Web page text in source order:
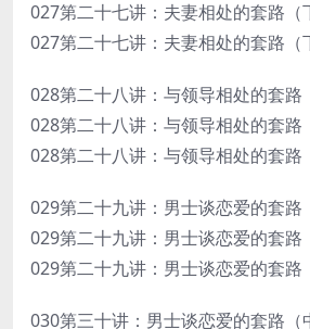
027第二十七讲：夫妻相处的套路
027第二十七讲：夫妻相处的套路
028第二十八讲：与领导相处的套路
028第二十八讲：与领导相处的套
028第二十八讲：与领导相处的套
029第二十九讲：男士谈恋爱的套路
029第二十九讲：男士谈恋爱的套
029第二十九讲：男士谈恋爱的套
030第三十讲：男士谈恋爱的套路（